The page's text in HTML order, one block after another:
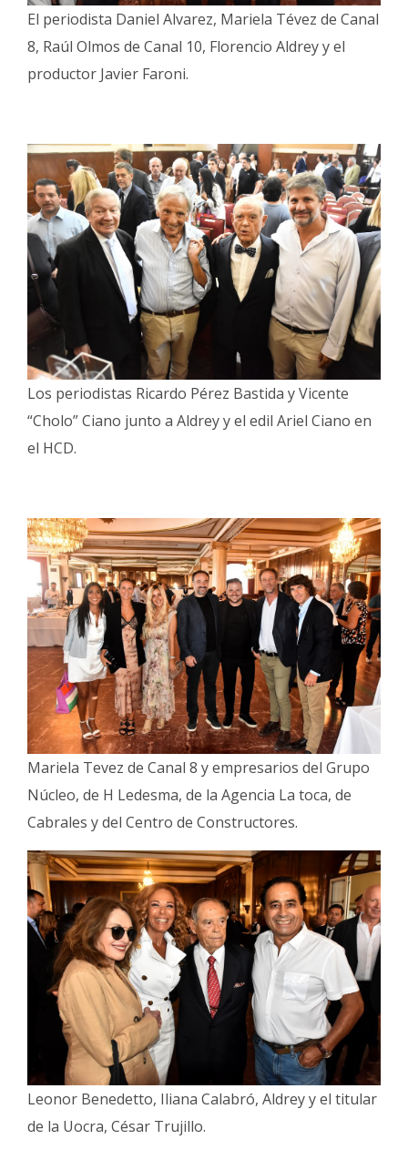
El periodista Daniel Alvarez, Mariela Tévez de Canal
8, Raúl Olmos de Canal 10, Florencio Aldrey y el
productor Javier Faroni.
Los periodistas Ricardo Pérez Bastida y Vicente
“Cholo” Ciano junto a Aldrey y el edil Ariel Ciano en
el HCD.
Mariela Tevez de Canal 8 y empresarios del Grupo
Núcleo, de H Ledesma, de la Agencia La toca, de
Cabrales y del Centro de Constructores.
Leonor Benedetto, Iliana Calabró, Aldrey y el titular
de la Uocra, César Trujillo.